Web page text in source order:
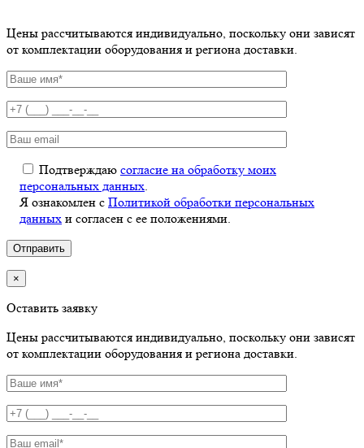
Цены рассчитываются индивидуально, поскольку они зависят
от комплектации оборудования и региона доставки.
Подтверждаю согласие на обработку моих
персональных данных
Я ознакомлен с Политикой обработки персональных
данных и согласен с ее положениями.
×
Оставить заявку
Цены рассчитываются индивидуально, поскольку они зависят
от комплектации оборудования и региона доставки.